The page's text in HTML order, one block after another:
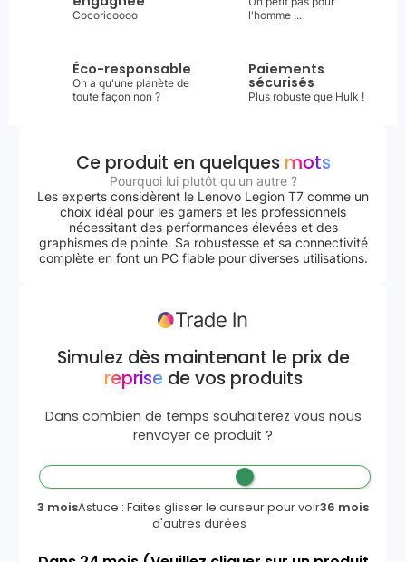
Cocoricoooo
l'homme ...
Éco-responsable
On a qu'une planète de
toute façon non ?
Paiements
sécurisés
Plus robuste que Hulk !
Ce produit en quelques mots
Pourquoi lui plutôt qu'un autre ?
Les experts considèrent le Lenovo Legion T7 comme un
choix idéal pour les gamers et les professionnels
nécessitant des performances élevées et des
graphismes de pointe. Sa robustesse et sa connectivité
complète en font un PC fiable pour diverses utilisations.
Simulez dès maintenant le prix de
reprisede vos produits
Dans combien de temps souhaiterez vous nous
renvoyer ce produit ?
3 moisAstuce : Faites glisser le curseur pour voir
d'autres durées
36 mois